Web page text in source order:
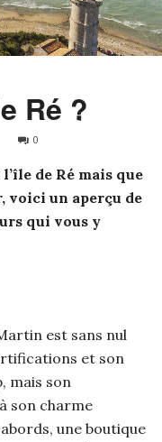
Ré ?
0
de Ré mais que
voici un aperçu de
qui vous y
est sans nul
et son
mais son
son charme
une boutique